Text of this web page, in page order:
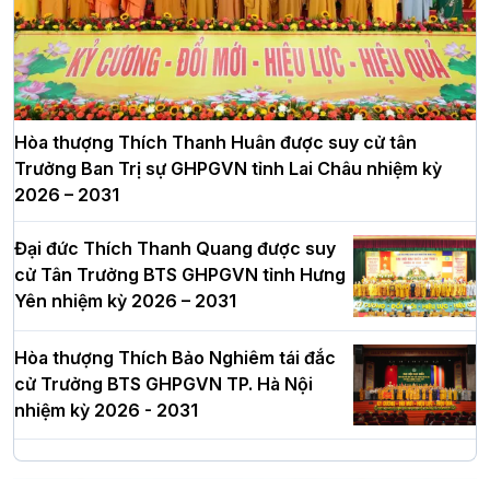
Hòa thượng Thích Thanh Huân được suy cử tân
Trưởng Ban Trị sự GHPGVN tỉnh Lai Châu nhiệm kỳ
2026 – 2031
Đại đức Thích Thanh Quang được suy
cử Tân Trưởng BTS GHPGVN tỉnh Hưng
Yên nhiệm kỳ 2026 – 2031
Hòa thượng Thích Bảo Nghiêm tái đắc
cử Trưởng BTS GHPGVN TP. Hà Nội
nhiệm kỳ 2026 - 2031
Hà Nội: Long trọng lễ khởi công xây